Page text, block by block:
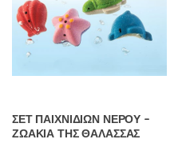
ΣΕΤ ΠΑΙΧΝΙΔΙΩΝ ΝΕΡΟΥ –
ΖΩΑΚΙΑ ΤΗΣ ΘΑΛΑΣΣΑΣ